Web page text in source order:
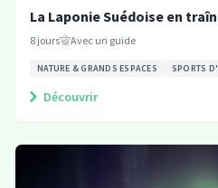
La Laponie Suédoise en
8 jours Avec un guide
NATURE & GRANDS ESPACES SPORTS
Découvrir